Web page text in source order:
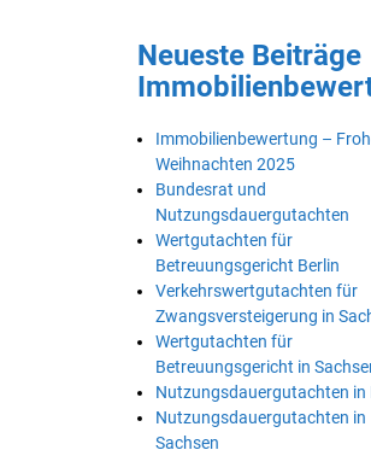
Neueste Beiträge
Immobilienbewertung –
Weihnachten 2025
Bundesrat und
Nutzungsdauergutachten
Wertgutachten für
Betreuungsgericht Berlin
Verkehrswertgutachten für
Zwangsversteigerung in
Wertgutachten für
Betreuungsgericht in
Nutzungsdauergutachten in
Nutzungsdauergutachten in
Sachsen